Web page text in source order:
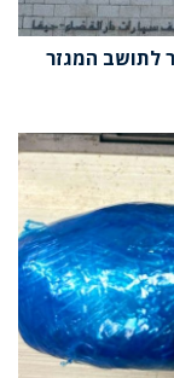
30 חודשי מאסר לתושב המגזר